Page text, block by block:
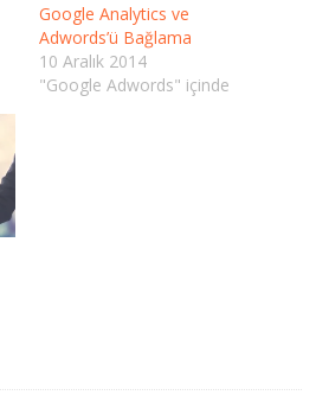
Google Analytics ve
Adwords’ü Bağlama
10 Aralık 2014
"Google Adwords" içinde